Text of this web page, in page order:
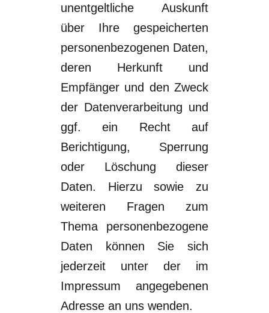
unentgeltliche Auskunft
über Ihre gespeicherten
personenbezogenen Daten,
deren Herkunft und
Empfänger und den Zweck
der Datenverarbeitung und
ggf. ein Recht auf
Berichtigung, Sperrung
oder Löschung dieser
Daten. Hierzu sowie zu
weiteren Fragen zum
Thema personenbezogene
Daten können Sie sich
jederzeit unter der im
Impressum angegebenen
Adresse an uns wenden.